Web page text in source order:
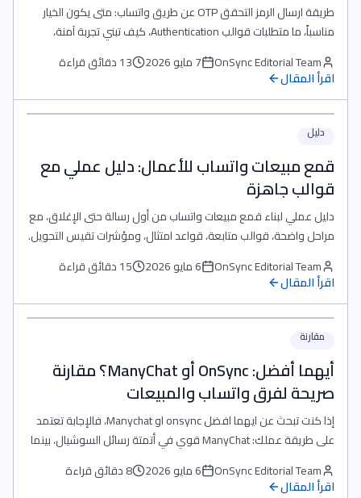
طريقة ارسال الرمز التحقق OTP عن طريق واتساب: متى يكون الخيار
مناسباً، ما متطلبات قوالب Authentication، كيف تبني تجربة آمنة،
وكيف تشغلها من OnSync بدون تحويل التحقق إلى مشروع واتساب
معقد.OnSync Editorial Team 7 مايو 2026 13 دقائق قراءة
اقرأ المقال
دليل
قمع مبيعات واتساب للأعمال: دليل عملي مع
قوالب جاهزة
دليل عملي لبناء قمع مبيعات واتساب من أول رسالة حتى الإغلاق، مع
مراحل واضحة، قوالب متابعة، قواعد امتثال، ومؤشرات تقيس التحويل.
OnSync Editorial Team
6 مايو 2026 15 دقائق قراءة
اقرأ المقال
مقارنة
أيهما أفضل: OnSync أو ManyChat؟ مقارنة
صريحة لفرق واتساب والمبيعات
إذا كنت تبحث عن ايهما افضل onsync او Manychat، فالإجابة تعتمد
على طريقة عملك: ManyChat قوي في أتمتة رسائل السوشيال، بينما
OnSync أنسب للفرق التي تريد صندوق وارد موحد، واتساب للأعمال،
توزيع محادثات، وذكاء اصطناعي قابل للمتابعة.
OnSync Editorial Team 6 مايو 2026 8 دقائق قراءة
اقرأ المقال